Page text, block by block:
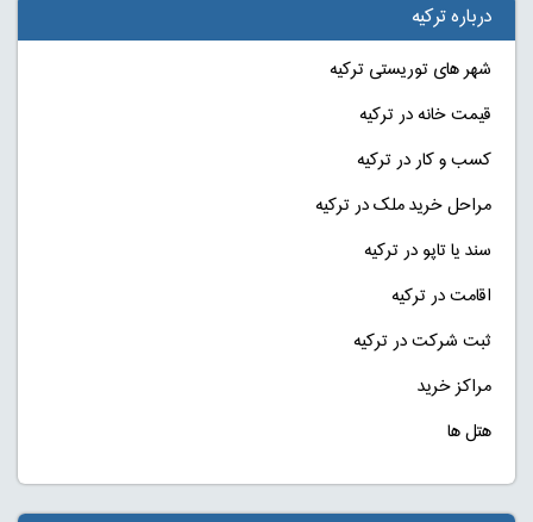
درباره ترکیه
شهر های توریستی ترکیه
قیمت خانه در ترکیه
کسب و کار در ترکیه
مراحل خرید ملک در ترکیه
سند یا تاپو در ترکیه
اقامت در ترکیه
ثبت شرکت در ترکیه
مراکز خرید
هتل ها